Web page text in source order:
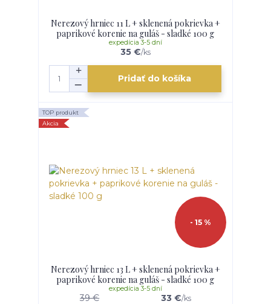
Nerezový hrniec 11 L + sklenená pokrievka +
paprikové korenie na guláš - sladké 100 g
35 €/ks
expedícia 3-5 dní
Pridať do košíka
TOP produkt
Akcia
- 15 %
Nerezový hrniec 13 L + sklenená pokrievka +
paprikové korenie na guláš - sladké 100 g
39 € 33 €/ks
expedícia 3-5 dní